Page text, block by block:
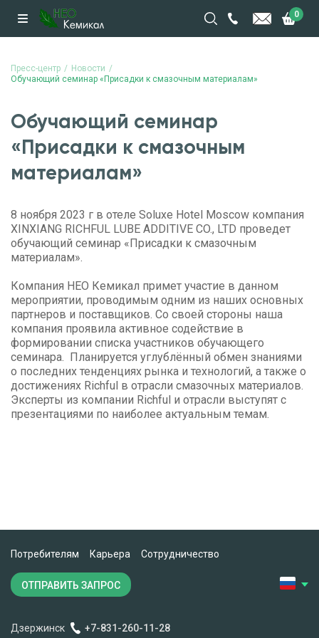
0
Пресс-центр
Новости
Обучающий семинар «Присадки к смазочным материалам»
Обучающий семинар
«Присадки к смазочным
материалам»
8 ноября 2023 г в отеле Soluxe Hotel Moscow компания
XINXIANG RICHFUL LUBE ADDITIVE CO., LTD проведет
обучающий семинар «Присадки к смазочным
материалам».
Компания НЕО Кемикал примет участие в данном
мероприятии, проводимым одним из наших основных
партнеров и поставщиков. Со своей стороны наша
компания проявила активное содействие в
формировании списка участников обучающего
семинара. Планируется углублённый обмен знаниями
о последних тенденциях рынка и технологий, а также о
достижениях Richful в отрасли смазочных материалов.
Эксперты из компании Richful и отрасли выступят с
презентациями по наиболее актуальным темам.
Потребителям Карьера Сотрудничество
ОТПРАВИТЬ ЗАПРОС
Дзержинск +7-831-260-11-28